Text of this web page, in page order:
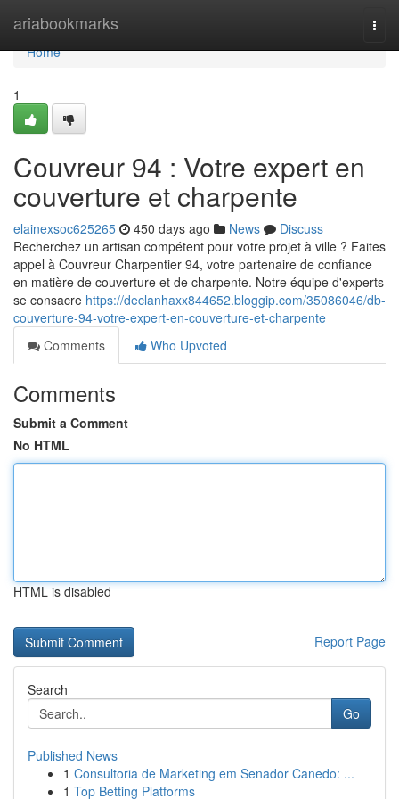
ariabookmarks
Home
Home
1
Couvreur 94 : Votre expert en
couverture et charpente
elainexsoc625265 450 days ago News
Discuss
Recherchez un artisan compétent pour votre projet à ville ? Faites
appel à Couvreur Charpentier 94, votre partenaire de confiance
en matière de couverture et de charpente. Notre équipe d'experts
se consacre https://declanhaxx844652.bloggip.com/35086046/db-
couverture-94-votre-expert-en-couverture-et-charpente
Comments
Who Upvoted
Comments
Submit a Comment
No HTML
HTML is disabled
Report Page
Search
Go
Published News
1 Consultoria de Marketing em Senador Canedo: ...
1 Top Betting Platforms